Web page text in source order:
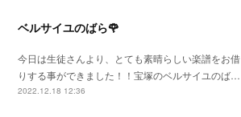
ベルサイユのばら🌹
今日は生徒さんより、とても素晴らしい楽譜をお借
りする事ができました！！宝塚のベルサイユのば…
2022.12.18 12:36